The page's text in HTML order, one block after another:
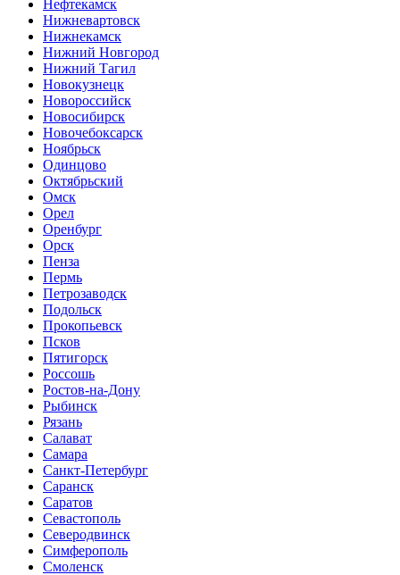
Нефтекамск
Нижневартовск
Нижнекамск
Нижний Новгород
Нижний Тагил
Новокузнецк
Новороссийск
Новосибирск
Новочебоксарск
Ноябрьск
Одинцово
Октябрьский
Омск
Орел
Оренбург
Орск
Пенза
Пермь
Петрозаводск
Подольск
Прокопьевск
Псков
Пятигорск
Россошь
Ростов-на-Дону
Рыбинск
Рязань
Салават
Самара
Санкт-Петербург
Саранск
Саратов
Севастополь
Северодвинск
Симферополь
Смоленск